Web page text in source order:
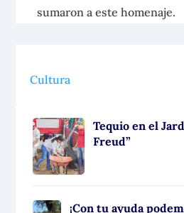
sumaron a este homenaje.
Cultura
Tequio en el
Freud”
¡Con tu ayuda